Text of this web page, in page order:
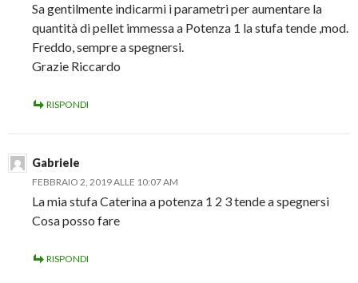
Sa gentilmente indicarmi i parametri per aumentare la
quantità di pellet immessa a Potenza 1 la stufa tende ,mod.
Freddo, sempre a spegnersi.
Grazie Riccardo
RISPONDI
Gabriele
FEBBRAIO 2, 2019 ALLE 10:07 AM
La mia stufa Caterina a potenza 1 2 3 tende a spegnersi
Cosa posso fare
RISPONDI